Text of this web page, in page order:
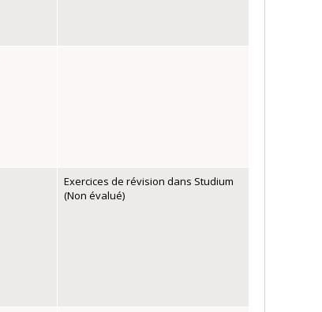
Exercices de révision dans Studium
(Non évalué)